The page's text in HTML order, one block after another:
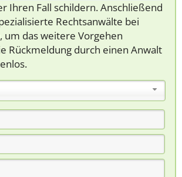
Ihren Fall schildern. Anschließend
Rechtsanwälte bei
um das weitere Vorgehen
Rückmeldung durch einen Anwalt